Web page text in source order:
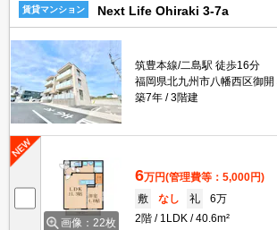
賃貸マンション Next Life Ohiraki 3-7a
筑豊本線/二島駅 徒歩16分
福岡県北九州市八幡西区御開
築7年
3階建
画像：22枚
6万円(管理費等：5,000円)
敷
なし 礼
6万
2階
1LDK 40.6m²